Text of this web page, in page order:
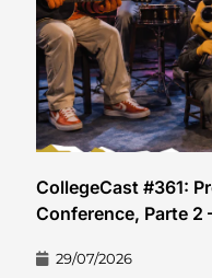
CollegeCast #361:
Conference, Parte 2
29/07/2026